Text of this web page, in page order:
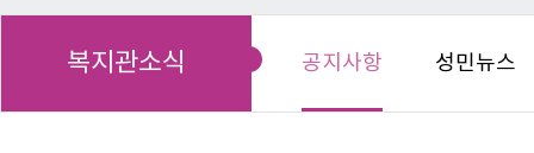
복지관소식 공지사항 성민뉴스